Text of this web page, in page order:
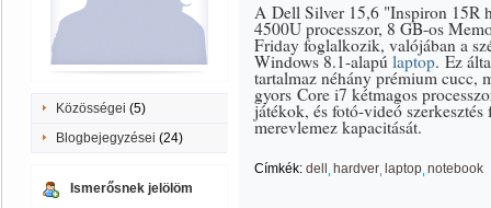
Közösségei (5)
Blogbejegyzései (24)
Ismerősnek jelölöm
A Dell Silver 15,6 "Inspiron 15R
4500U processzor, 8 GB-os
Friday foglalkozik, valójában a
Windows 8.1-alapú laptop. Ez
tartalmaz néhány prémium cucc,
gyors Core i7 kétmagos
játékok, és fotó-videó szerkesztés
merevlemez kapacitását.
Címkék: dell hardver laptop notebook